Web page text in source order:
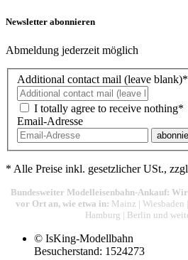
Newsletter abonnieren
Abmeldung jederzeit möglich
Additional contact mail (leave blank)*
I totally agree to receive nothing*
Email-Adresse
* Alle Preise inkl. gesetzlicher USt.,
Bundesweiter Modelleisenbahn-Ankauf:
vor Ort an, wie etwa in: Mainz | Wiesbaden |
Hamburg | Berlin und
© IsKing-Modellbahn
Besucherstand: 1524273